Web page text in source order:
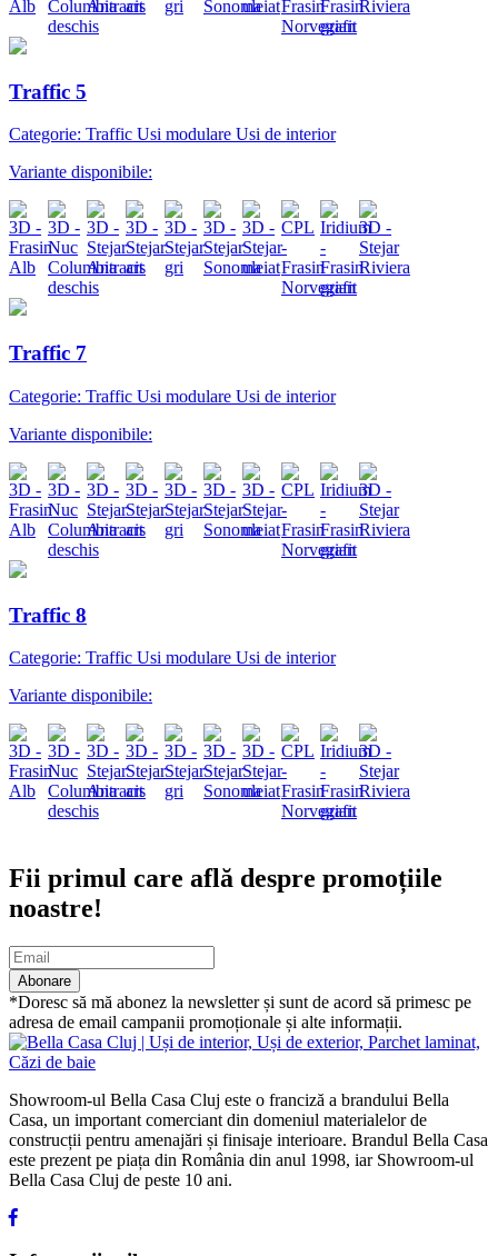
Traffic 5
Categorie: Traffic Usi modulare Usi de interior
Variante disponibile:
Traffic 7
Categorie: Traffic Usi modulare Usi de interior
Variante disponibile:
Traffic 8
Categorie: Traffic Usi modulare Usi de interior
Variante disponibile:
Fii primul care află despre promoțiile
noastre!
Abonare
*Doresc să mă abonez la newsletter și sunt de acord să primesc pe
adresa de email campanii promoționale și alte informații.
Showroom-ul Bella Casa Cluj este o franciză a brandului Bella
Casa, un important comerciant din domeniul materialelor de
construcții pentru amenajări și finisaje interioare. Brandul Bella Casa
este prezent pe piața din România din anul 1998, iar Showroom-ul
Bella Casa Cluj de peste 10 ani.